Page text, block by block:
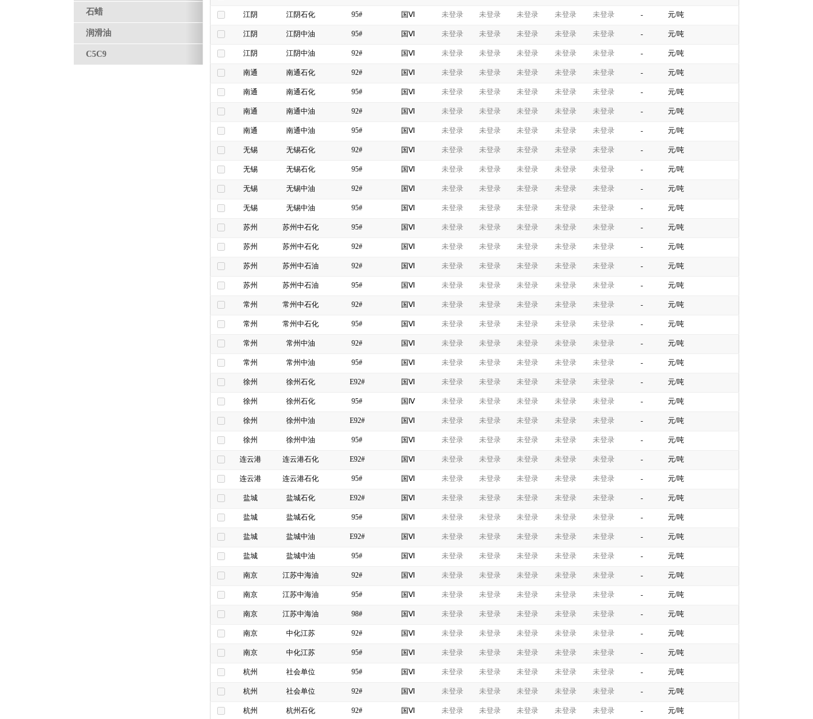
石蜡
润滑油
C5C9
江阴 江阴石化 95# 国Ⅵ 未登录 未登录 未登录 未登录 未登录 - 元/吨
江阴 江阴中油 95# 国Ⅵ 未登录 未登录 未登录 未登录 未登录 - 元/吨
江阴 江阴中油 92# 国Ⅵ 未登录 未登录 未登录 未登录 未登录 - 元/吨
南通 南通石化 92# 国Ⅵ 未登录 未登录 未登录 未登录 未登录 - 元/吨
南通 南通石化 95# 国Ⅵ 未登录 未登录 未登录 未登录 未登录 - 元/吨
南通 南通中油 92# 国Ⅵ 未登录 未登录 未登录 未登录 未登录 - 元/吨
南通 南通中油 95# 国Ⅵ 未登录 未登录 未登录 未登录 未登录 - 元/吨
无锡 无锡石化 92# 国Ⅵ 未登录 未登录 未登录 未登录 未登录 - 元/吨
无锡 无锡石化 95# 国Ⅵ 未登录 未登录 未登录 未登录 未登录 - 元/吨
无锡 无锡中油 92# 国Ⅵ 未登录 未登录 未登录 未登录 未登录 - 元/吨
无锡 无锡中油 95# 国Ⅵ 未登录 未登录 未登录 未登录 未登录 - 元/吨
苏州 苏州中石化 95# 国Ⅵ 未登录 未登录 未登录 未登录 未登录 - 元/吨
苏州 苏州中石化 92# 国Ⅵ 未登录 未登录 未登录 未登录 未登录 - 元/吨
苏州 苏州中石油 92# 国Ⅵ 未登录 未登录 未登录 未登录 未登录 - 元/吨
苏州 苏州中石油 95# 国Ⅵ 未登录 未登录 未登录 未登录 未登录 - 元/吨
常州 常州中石化 92# 国Ⅵ 未登录 未登录 未登录 未登录 未登录 - 元/吨
常州 常州中石化 95# 国Ⅵ 未登录 未登录 未登录 未登录 未登录 - 元/吨
常州 常州中油 92# 国Ⅵ 未登录 未登录 未登录 未登录 未登录 - 元/吨
常州 常州中油 95# 国Ⅵ 未登录 未登录 未登录 未登录 未登录 - 元/吨
徐州 徐州石化 E92# 国Ⅵ 未登录 未登录 未登录 未登录 未登录 - 元/吨
徐州 徐州石化 95# 国Ⅳ 未登录 未登录 未登录 未登录 未登录 - 元/吨
徐州 徐州中油 E92# 国Ⅵ 未登录 未登录 未登录 未登录 未登录 - 元/吨
徐州 徐州中油 95# 国Ⅵ 未登录 未登录 未登录 未登录 未登录 - 元/吨
连云港 连云港石化 E92# 国Ⅵ 未登录 未登录 未登录 未登录 未登录 - 元/吨
连云港 连云港石化 95# 国Ⅵ 未登录 未登录 未登录 未登录 未登录 - 元/吨
盐城 盐城石化 E92# 国Ⅵ 未登录 未登录 未登录 未登录 未登录 - 元/吨
盐城 盐城石化 95# 国Ⅵ 未登录 未登录 未登录 未登录 未登录 - 元/吨
盐城 盐城中油 E92# 国Ⅵ 未登录 未登录 未登录 未登录 未登录 - 元/吨
盐城 盐城中油 95# 国Ⅵ 未登录 未登录 未登录 未登录 未登录 - 元/吨
南京 江苏中海油 92# 国Ⅵ 未登录 未登录 未登录 未登录 未登录 - 元/吨
南京 江苏中海油 95# 国Ⅵ 未登录 未登录 未登录 未登录 未登录 - 元/吨
南京 江苏中海油 98# 国Ⅵ 未登录 未登录 未登录 未登录 未登录 - 元/吨
南京 中化江苏 92# 国Ⅵ 未登录 未登录 未登录 未登录 未登录 - 元/吨
南京 中化江苏 95# 国Ⅵ 未登录 未登录 未登录 未登录 未登录 - 元/吨
杭州 社会单位 95# 国Ⅵ 未登录 未登录 未登录 未登录 未登录 - 元/吨
杭州 社会单位 92# 国Ⅵ 未登录 未登录 未登录 未登录 未登录 - 元/吨
杭州 杭州石化 92# 国Ⅵ 未登录 未登录 未登录 未登录 未登录 - 元/吨